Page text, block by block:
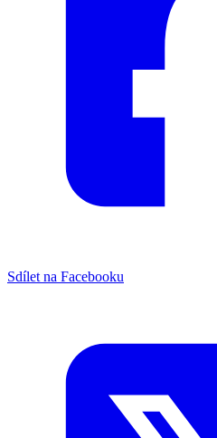
Sdílet na Facebooku